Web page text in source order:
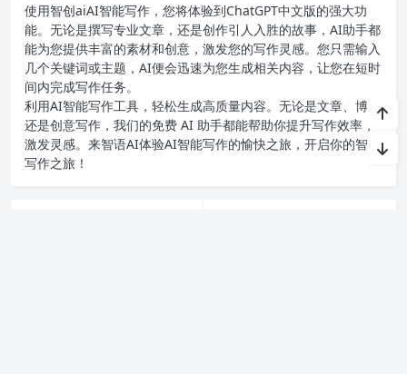
使用智创aiAI智能写作 ，您将体验到ChatGPT中文版的强大功
能。无论是撰写专业文章，还是创作引人入胜的故事，AI助手都
能为您提供丰富的素材和创意，激发您的写作灵感。您只需输入
几个关键词或主题，AI便会迅速为您生成相关内容，让您在短时
间内完成写作任务。
利用AI智能写作工具，轻松生成高质量内容。无论是文章、博客
还是创意写作，我们的免费 AI 助手都能帮助你提升写作效率，
激发灵感。来智语AI体验AI智能写作的愉快之旅，开启你的智能
写作之旅！